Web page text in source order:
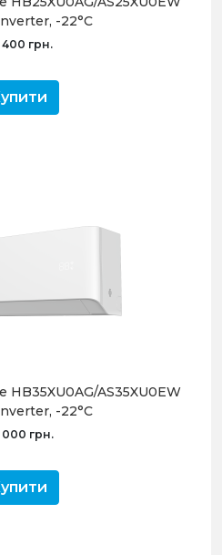
-22°С
400 грн.
AS35XU0EW
-22°С
грн.